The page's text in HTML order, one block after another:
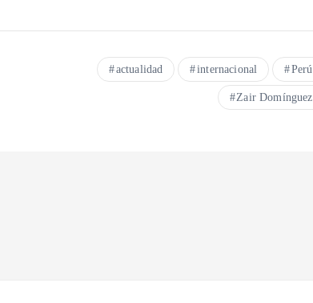
actualidad internacional Perú
Zair Domínguez